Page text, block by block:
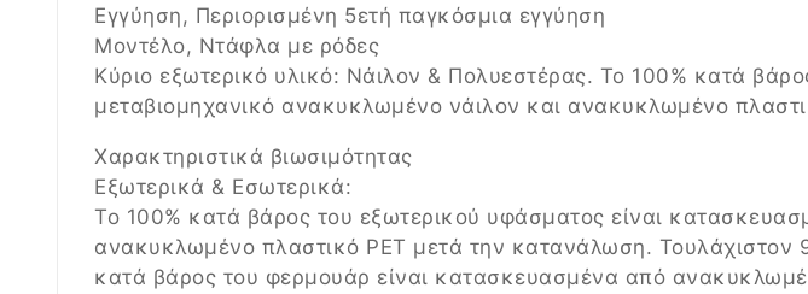
Εγγύηση, Περιορισμένη 5ετή παγκόσμια εγγύηση
Μοντέλο, Ντάφλα με ρόδες
Κύριο εξωτερικό υλικό: Νάιλον & Πολυεστέρας. Το 100% κατά
μεταβιομηχανικό ανακυκλωμένο νάιλον και ανακυκλωμένο
Χαρακτηριστικά βιωσιμότητας
Εξωτερικά & Εσωτερικά:
Το 100% κατά βάρος του εξωτερικού υφάσματος είναι
ανακυκλωμένο πλαστικό PET μετά την κατανάλωση. Τουλάχιστον
κατά βάρος του φερμουάρ είναι κατασκευασμένα από